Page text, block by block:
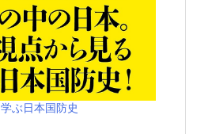
ぶ日本国防史